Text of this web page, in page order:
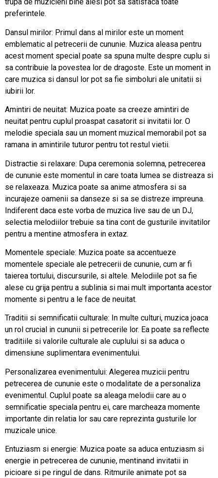
trupa de muzicieni bine alesi pot sa satisfaca toate
preferintele.
Dansul mirilor: Primul dans al mirilor este un moment
emblematic al petrecerii de cununie. Muzica aleasa pentru
acest moment special poate sa spuna multe despre cuplu si
sa contribuie la povestea lor de dragoste. Este un moment in
care muzica si dansul lor pot sa fie simboluri ale unitatii si
iubirii lor.
Amintiri de neuitat: Muzica poate sa creeze amintiri de
neuitat pentru cuplul proaspat casatorit si invitatii lor. O
melodie speciala sau un moment muzical memorabil pot sa
ramana in amintirile tuturor pentru tot restul vietii.
Distractie si relaxare: Dupa ceremonia solemna, petrecerea
de cununie este momentul in care toata lumea se distreaza si
se relaxeaza. Muzica poate sa anime atmosfera si sa
incurajeze oamenii sa danseze si sa se distreze impreuna.
Indiferent daca este vorba de muzica live sau de un DJ,
selectia melodiilor trebuie sa tina cont de gusturile invitatilor
pentru a mentine atmosfera in extaz.
Momentele speciale: Muzica poate sa accentueze
momentele speciale ale petrecerii de cununie, cum ar fi
taierea tortului, discursurile, si altele. Melodiile pot sa fie
alese cu grija pentru a sublinia si mai mult importanta acestor
momente si pentru a le face de neuitat.
Traditii si semnificatii culturale: In multe culturi, muzica joaca
un rol crucial in cununii si petrecerile lor. Ea poate sa reflecte
traditiile si valorile culturale ale cuplului si sa aduca o
dimensiune suplimentara evenimentului.
Personalizarea evenimentului: Alegerea muzicii pentru
petrecerea de cununie este o modalitate de a personaliza
evenimentul. Cuplul poate sa aleaga melodii care au o
semnificatie speciala pentru ei, care marcheaza momente
importante din relatia lor sau care reprezinta gusturile lor
muzicale unice.
Entuziasm si energie: Muzica poate sa aduca entuziasm si
energie in petrecerea de cununie, mentinand invitatii in
picioare si pe ringul de dans. Ritmurile animate pot sa